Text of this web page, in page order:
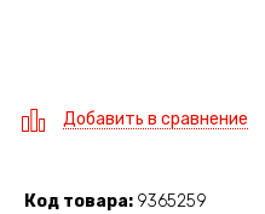
Добавить в сравнение
Код товара 9365259